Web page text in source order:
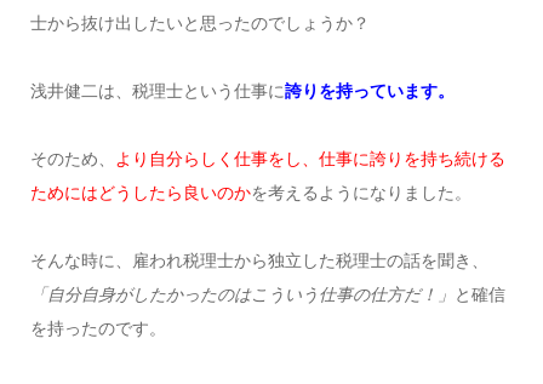
士から抜け出したいと思ったのでしょうか？
浅井健二は、税理士という仕事に誇りを持っています。
そのため、
より自分らしく仕事をし、仕事に誇りを持ち続ける
ためにはどうしたら良いのかを考えるようになりました。
そんな時に、雇われ税理士から独立した税理士の話を聞き、
「自分自身がしたかったのはこういう仕事の仕方だ！」 と確信
を持ったのです。